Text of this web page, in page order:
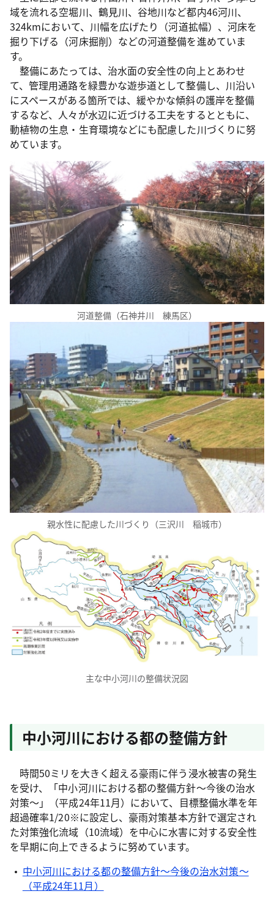
域を流れる空堀川、鶴見川、谷地川など都内46河川、
324kmにおいて、川幅を広げたり（河道拡幅）、河床を
掘り下げる（河床掘削）などの河道整備を進めていま
す。
整備にあたっては、治水面の安全性の向上とあわせ
て、管理用通路を緑豊かな遊歩道として整備し、川沿い
にスペースがある箇所では、緩やかな傾斜の護岸を整備
するなど、人々が水辺に近づける工夫をするとともに、
動植物の生息・生育環境などにも配慮した川づくりに努
めています。
河道整備（石神井川 練馬区）
親水性に配慮した川づくり（三沢川 稲城市）
主な中小河川の整備状況図
中小河川における都の整備方針
時間50ミリを大きく超える豪雨に伴う浸水被害の発生
を受け、「中小河川における都の整備方針～今後の治水
対策～」（平成24年11月）において、目標整備水準を年
超過確率1/20※に設定し、豪雨対策基本方針で選定され
た対策強化流域（10流域）を中心に水害に対する安全性
を早期に向上できるように努めています。
中小河川における都の整備方針～今後の治水対策～
（平成24年11月）